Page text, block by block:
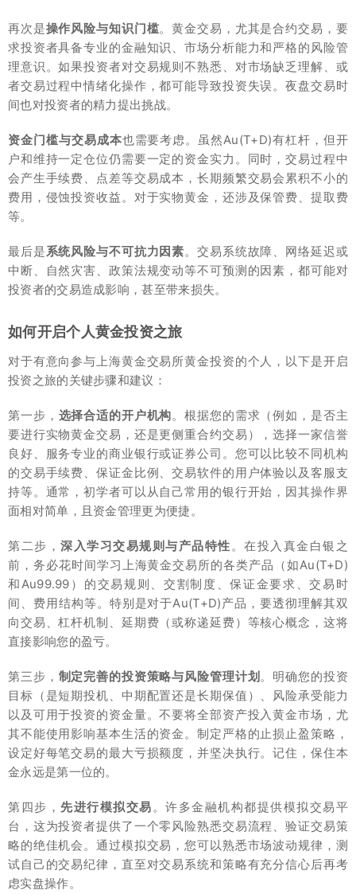
再次是操作风险与知识门槛。黄金交易，尤其是合约交易，要
求投资者具备专业的金融知识、市场分析能力和严格的风险管
理意识。如果投资者对交易规则不熟悉、对市场缺乏理解、或
者交易过程中情绪化操作，都可能导致投资失误。夜盘交易时
间也对投资者的精力提出挑战。
资金门槛与交易成本也需要考虑。虽然Au(T+D)有杠杆，但开
户和维持一定仓位仍需要一定的资金实力。同时，交易过程中
会产生手续费、点差等交易成本，长期频繁交易会累积不小的
费用，侵蚀投资收益。对于实物黄金，还涉及保管费、提取费
等。
最后是系统风险与不可抗力因素。交易系统故障、网络延迟或
中断、自然灾害、政策法规变动等不可预测的因素，都可能对
投资者的交易造成影响，甚至带来损失。
如何开启个人黄金投资之旅
对于有意向参与上海黄金交易所黄金投资的个人，以下是开启
投资之旅的关键步骤和建议：
第一步， 选择合适的开户机构。根据您的需求（例如，是否主
要进行实物黄金交易，还是更侧重合约交易），选择一家信誉
良好、服务专业的商业银行或证券公司。您可以比较不同机构
的交易手续费、保证金比例、交易软件的用户体验以及客服支
持等。通常，初学者可以从自己常用的银行开始，因其操作界
面相对简单，且资金管理更为便捷。
第二步，深入学习交易规则与产品特性。在投入真金白银之
前，务必花时间学习上海黄金交易所的各类产品（如Au(T+D)
和Au99.99）的交易规则、交割制度、保证金要求、交易时
间、费用结构等。特别是对于Au(T+D)产品，要透彻理解其双
向交易、杠杆机制、延期费（或称递延费）等核心概念，这将
直接影响您的盈亏。
第三步， 制定完善的投资策略与风险管理计划 。明确您的投资
目标（是短期投机、中期配置还是长期保值）、风险承受能力
以及可用于投资的资金量。不要将全部资产投入黄金市场，尤
其不能使用影响基本生活的资金。制定严格的止损止盈策略，
设定好每笔交易的最大亏损额度，并坚决执行。记住，保住本
金永远是第一位的。
第四步，先进行模拟交易。许多金融机构都提供模拟交易平
台，这为投资者提供了一个零风险熟悉交易流程、验证交易策
略的绝佳机会。通过模拟交易，您可以熟悉市场波动规律，测
试自己的交易纪律，直至对交易系统和策略有充分信心后再考
虑实盘操作。